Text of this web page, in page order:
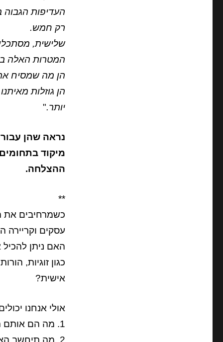
העדיפות הגבוה
רק חמש.
שלישית,
המטרות האלה
הן מה שמסיח
הן גוזלות
יותר."
נראה שהן
מיקוד
ההצלחה.
**
כשמרחיבים
עסקים
האם ניתן
כגון זוגיות,
אישית?
אולי אנחנו
1. מה הם אותם תחומי החיים הכי חשובים עבורנו?
2. מה תיחשב הצלחה בהם?